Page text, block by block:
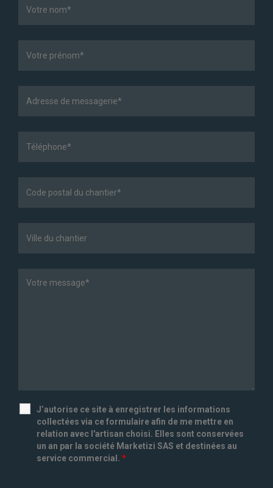
J’autorise ce site à enregistrer les informations
collectées via ce formulaire afin de me mettre en
relation avec l'artisan choisi. Elles sont conservées
un an par la société Marketizi SAS et destinées au
service commercial. *